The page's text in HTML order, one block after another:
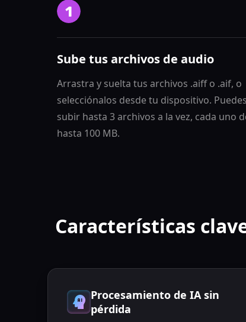
Sube tus archivos de audio
Arrastra y suelta tus archivos .aiff o .aif, o
selecciónalos desde tu dispositivo. Puedes
subir hasta 3 archivos a la vez, cada uno
hasta 100 MB.
Características
Procesamiento de IA sin
pérdida